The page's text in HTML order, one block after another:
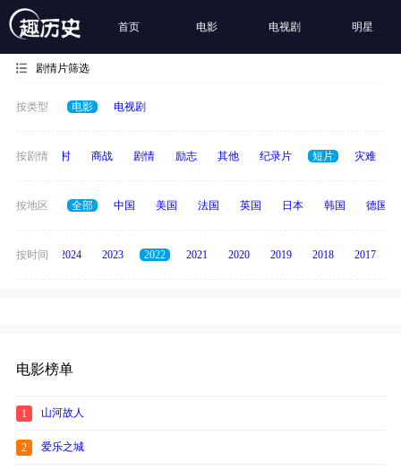
首页 电影 电视剧 明星
剧情片筛选
按类型 电影 电视剧
按剧情
历史 乡村 商战 剧情 励志 其他 纪录片 短片 灾难
按地区 全部 中国 美国 法国 英国 日本 韩国 德国
按时间
2025 2024 2023 2022 2021 2020 2019 2018 2017
电影榜单
1 山河故人
2 爱乐之城